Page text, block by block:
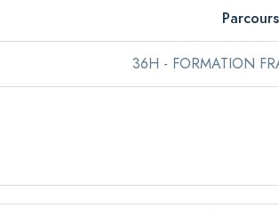
36H - FORMATION